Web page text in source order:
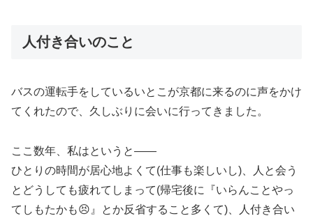
人付き合いのこと
バスの運転手をしているいとこが京都に来るのに声をかけ
てくれたので、久しぶりに会いに行ってきました。
ここ数年、私はというと——
ひとりの時間が居心地よくて(仕事も楽しいし)、人と会う
とどうしても疲れてしまって(帰宅後に『いらんことやっ
てしもたかも😣』とか反省すること多くて)、人付き合い